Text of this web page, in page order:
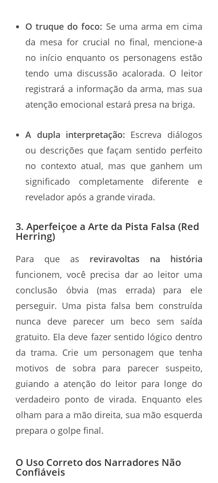
O truque do foco: Se uma arma em cima
da mesa for crucial no final, mencione-a
no início enquanto os personagens estão
tendo uma discussão acalorada. O leitor
registrará a informação da arma, mas sua
atenção emocional estará presa na briga.
A dupla interpretação: Escreva diálogos
ou descrições que façam sentido perfeito
no contexto atual, mas que ganhem um
significado completamente diferente e
revelador após a grande virada.
3. Aperfeiçoe a Arte da Pista Falsa (Red
Herring)
Para que as reviravoltas na história
funcionem, você precisa dar ao leitor uma
conclusão óbvia (mas errada) para ele
perseguir. Uma pista falsa bem construída
nunca deve parecer um beco sem saída
gratuito. Ela deve fazer sentido lógico dentro
da trama. Crie um personagem que tenha
motivos de sobra para parecer suspeito,
guiando a atenção do leitor para longe do
verdadeiro ponto de virada. Enquanto eles
olham para a mão direita, sua mão esquerda
prepara o golpe final.
O Uso Correto dos Narradores Não
Confiáveis